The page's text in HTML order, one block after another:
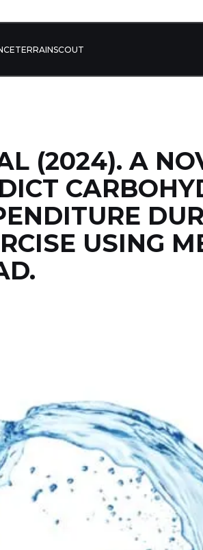
TERRAINSCOUT
(2024). A
USING